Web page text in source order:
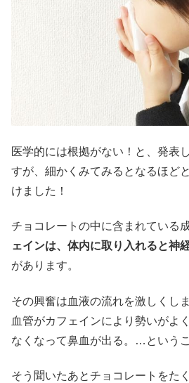
医学的には根拠がない！と、発表
すが、細かくみてみるとなるほど
けました！
チョコレートの中に含まれている
ェインは、体内に取り入れると神
があります。
その興奮は血液の流れを激しくし
血管がカフェインにより勢いがよ
なくなって鼻血が出る。…というこ
そう聞いたあとチョコレートをた